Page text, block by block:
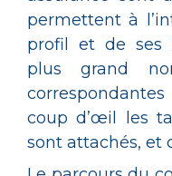
permettent à
profil et de ses
plus grand
coup d’œil les
sont attachés, et